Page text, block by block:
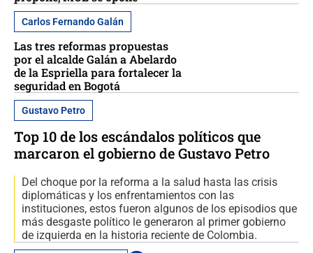
Carlos Fernando Galán
Las tres reformas propuestas
por el alcalde Galán a Abelardo
de la Espriella para fortalecer la
seguridad en Bogotá
Gustavo Petro
Top 10 de los escándalos políticos que
marcaron el gobierno de Gustavo Petro
Del choque por la reforma a la salud hasta las crisis
diplomáticas y los enfrentamientos con las
instituciones, estos fueron algunos de los episodios que
más desgaste político le generaron al primer gobierno
de izquierda en la historia reciente de Colombia.